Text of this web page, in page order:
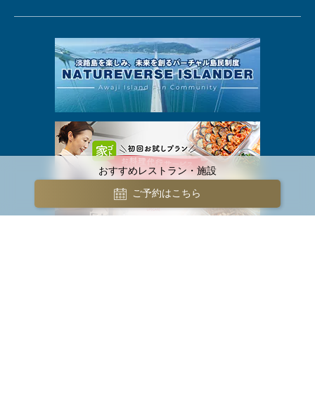
おすすめレストラン・施設
ご予約はこちら